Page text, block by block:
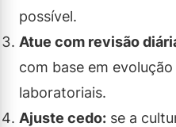
possível.
Atue com revisão
com base em
laboratoriais.
Ajuste cedo: se a